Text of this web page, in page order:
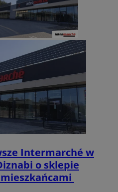
Intermarché w
o sklepie